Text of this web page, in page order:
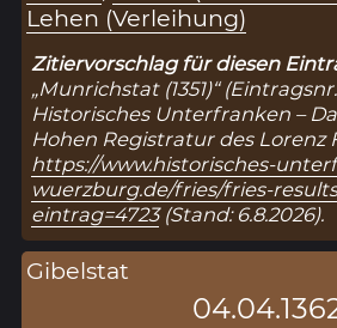
Lehen (Verleihung)
Zitiervorschlag für diesen
„Munrichstat (1351)“
Historisches Unterfranken –
Hohen Registratur des Lorenz
https://www.historisches-
wuerzburg.de/fries/fries-
eintrag=4723(Stand: 6.8.2026).
Gibelstat